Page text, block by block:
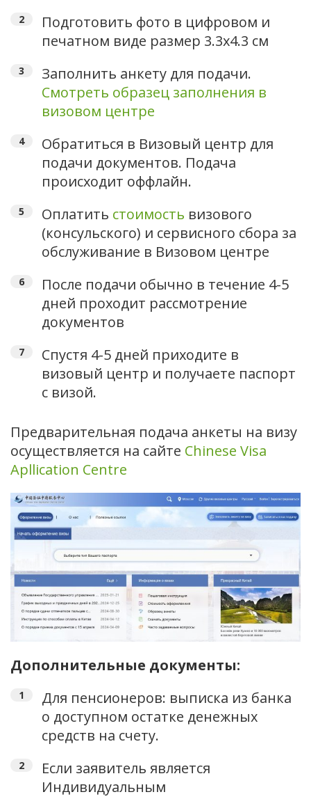
Подготовить фото в цифровом и
печатном виде размер 3.3х4.3 см
Заполнить анкету для подачи.
Смотреть образец заполнения в
визовом центре
Обратиться в Визовый центр для
подачи документов. Подача
происходит оффлайн.
Оплатить стоимость визового
(консульского) и сервисного сбора за
обслуживание в Визовом центре
После подачи обычно в течение 4-5
дней проходит рассмотрение
документов
Спустя 4-5 дней приходите в
визовый центр и получаете паспорт
с визой.
Предварительная подача анкеты на визу
осуществляется на сайте Chinese Visa
Apllication Centre
Дополнительные документы:
Для пенсионеров: выписка из банка
о доступном остатке денежных
средств на счету.
Если заявитель является
Индивидуальным